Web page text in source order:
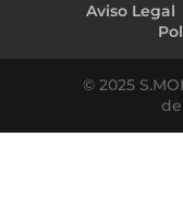
Aviso Legal
© 2025